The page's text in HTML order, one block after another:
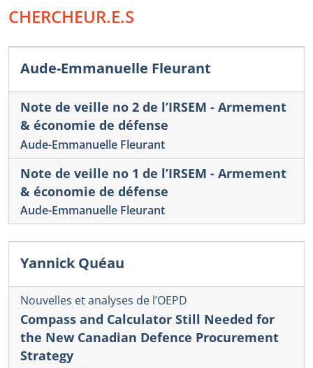
CHERCHEUR.E.S
Aude-Emmanuelle Fleurant
Note de veille no 2 de l’IRSEM - Armement
& économie de défense
Aude-Emmanuelle Fleurant
Note de veille no 1 de l’IRSEM - Armement
& économie de défense
Aude-Emmanuelle Fleurant
Yannick Quéau
Nouvelles et analyses de l’OEPD
Compass and Calculator Still Needed for
the New Canadian Defence Procurement
Strategy